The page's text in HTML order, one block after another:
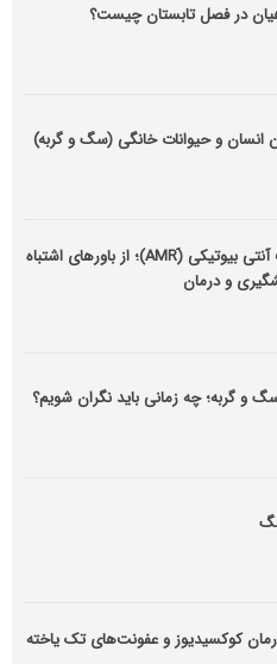
در فصل تابستان چیست؟
انسان و حیوانات خانگی (سگ و گربه)
راهنمای جامع مقاومت آنتی بیوتیکی (َAMR)؛ از باورهای اشتباه
و درمان
و گربه؛ چه زمانی باید نگران شویم؟
کوکسیدیوز و عفونت‌های تک یاخته